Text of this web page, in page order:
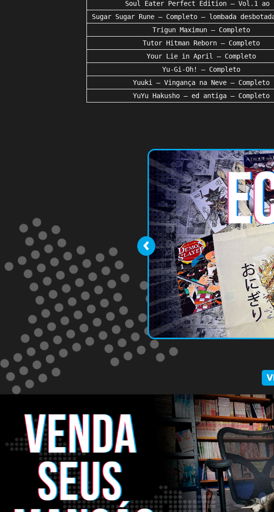
Soul Eater Perfect Edition – Vol.1 ao
Sugar Sugar Rune – Completo – lombada
Trigun Maximun – Completo
Tutor Hitman Reborn – Completo
Your Lie in April – Completo
Yu-Gi-Oh! – Completo
Yuuki – Vingança na Neve – Completo
YuYu Hakusho – ed antiga – Completo
‹